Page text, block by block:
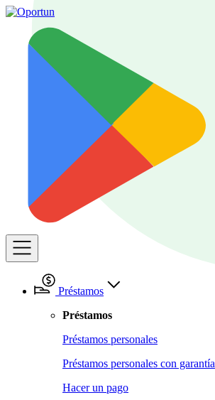
Préstamos
Préstamos
Préstamos personales
Préstamos personales con garantía
Hacer un pago